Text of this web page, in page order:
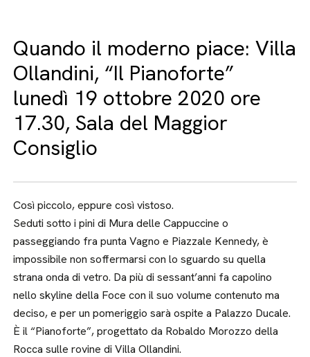
Quando il moderno piace: Villa
Ollandini, “Il Pianoforte”
lunedì 19 ottobre 2020 ore
17.30, Sala del Maggior
Consiglio
Così piccolo, eppure così vistoso.
Seduti sotto i pini di Mura delle Cappuccine o
passeggiando fra punta Vagno e Piazzale Kennedy, è
impossibile non soffermarsi con lo sguardo su quella
strana onda di vetro. Da più di sessant’anni fa capolino
nello skyline della Foce con il suo volume contenuto ma
deciso, e per un pomeriggio sarà ospite a Palazzo Ducale.
È il “Pianoforte”, progettato da Robaldo Morozzo della
Rocca sulle rovine di Villa Ollandini.